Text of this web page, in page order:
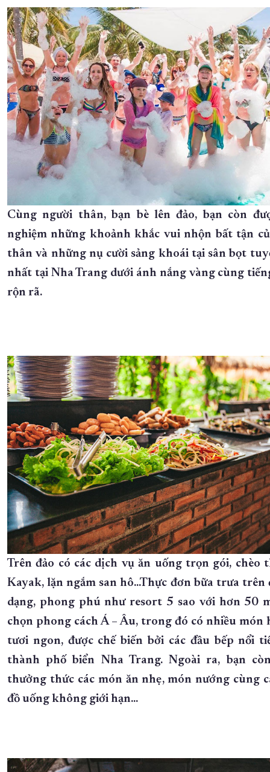
Cùng người thân, bạn bè lên đảo, bạn còn
nghiệm những khoảnh khắc vui nhộn bất tận
thân và những nụ cười sảng khoái tại sân bọt
nhất tại Nha Trang dưới ánh nắng vàng cùng
rộn rã.
Trên đảo có các dịch vụ ăn uống trọn gói, chèo
Kayak, lặn ngắm san hô...Thực đơn bữa trưa trên
dạng, phong phú như resort 5 sao với hơn 50
chọn phong cách Á – Âu, trong đó có nhiều món
tươi ngon, được chế biến bởi các đầu bếp nổi
thành phố biển Nha Trang. Ngoài ra, bạn
thưởng thức các món ăn nhẹ, món nướng cùng
đồ uống không giới hạn...